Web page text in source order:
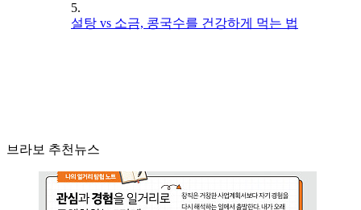
5.
설탕 vs 소금, 콩국수를 건강하게 먹는 법
브라보 추천뉴스